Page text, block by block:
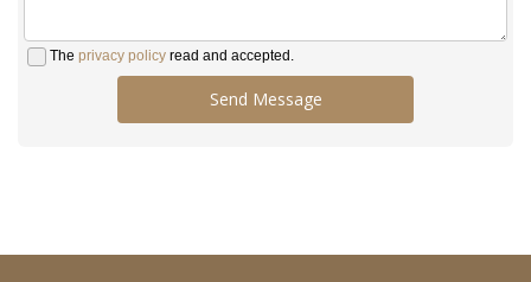
The privacy policy read and accepted.
Send Message